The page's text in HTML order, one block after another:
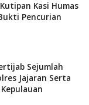
Kasi Humas
Pencurian
Sejumlah
Jajaran Serta